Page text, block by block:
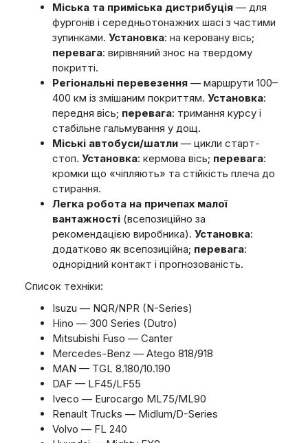
Міська та приміська дистрибуція— для
фургонів і середньотонажних шасі з частими
зупинками. Установка: на керовану вісь;
перевага: вирівняний знос на твердому
покритті.
Регіональні перевезення— маршрути 100–
400 км із змішаним покриттям. Установка:
передня вісь; перевага: тримання курсу і
стабільне гальмування у дощ.
Міські автобуси/шатли— цикли старт-
стоп. Установка: кермова вісь; перевага:
кромки що «чіпляють» та стійкість плеча до
стирання.
Легка робота на причепах малої
вантажності(всепозиційно за
рекомендацією виробника). Установка:
додатково як всепозиційна; перевага:
однорідний контакт і прогнозованість.
Список техніки:
Isuzu — NQR/NPR (N-Series)
Hino — 300 Series (Dutro)
Mitsubishi Fuso — Canter
Mercedes-Benz — Atego 818/918
MAN — TGL 8.180/10.190
DAF — LF45/LF55
Iveco — Eurocargo ML75/ML90
Renault Trucks — Midlum/D-Series
Volvo — FL 240